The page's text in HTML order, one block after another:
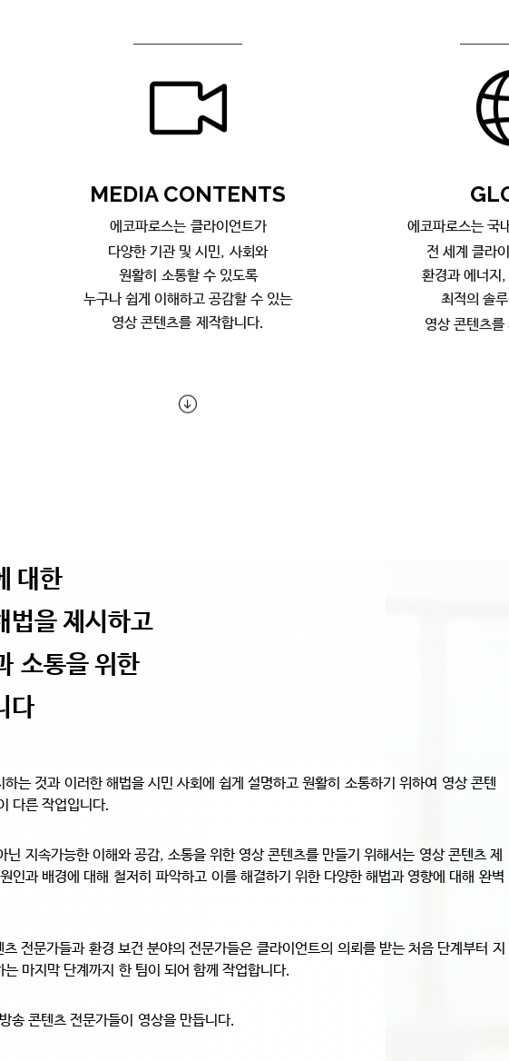
MEDIA CONTENTS
에코파로스는 클라이언트가
다양한 기관 및 시민, 사회와
원활히 소통할 수 있도록
누구나 쉽게 이해하고 공감할 수 있는
영상 콘텐츠를 제작합니다.
GL
에코파로스는 국
전 세계 클라
환경과 에너지
최적의 솔
영상 콘텐츠를
대한
법을 제시하고
소통을 위한
다
하는 것과 이러한 해법을 시민 사회에 쉽게 설명하고 원활히 소통하기 위하여 영상 콘텐
다른 작업입니다.
닌 지속가능한 이해와 공감, 소통을 위한 영상 콘텐츠를 만들기 위해서는 영상 콘텐츠 제
인과 배경에 대해 철저히 파악하고 이를 해결하기 위한 다양한 해법과 영향에 대해 완벽
전문가들과 환경 보건 분야의 전문가들은 클라이언트의 의뢰를 받는 처음 단계부터 지
마지막 단계까지 한 팀이 되어 함께 작업합니다.
송 콘텐츠 전문가들이 영상을 만듭니다.